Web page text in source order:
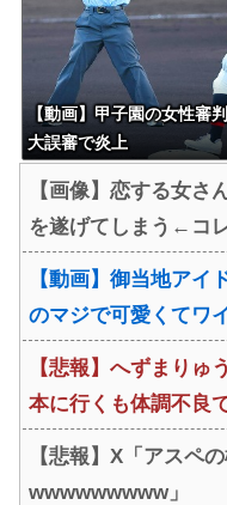
【動画】甲子園の女性審判
大誤審で炎上
【画像】恋する女さ
を遂げてしまう←コ
【動画】御当地アイ
のマジで可愛くてワ
【悲報】へずまりゅ
本に行くも体調不良
【悲報】X「アスペ
wwwwwwwww」